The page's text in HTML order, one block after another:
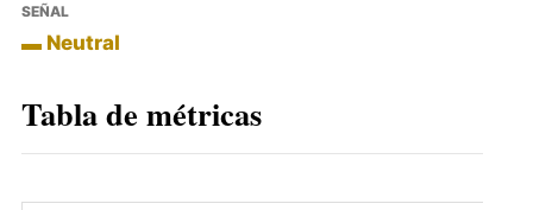
SEÑAL
Neutral
Tabla de métricas